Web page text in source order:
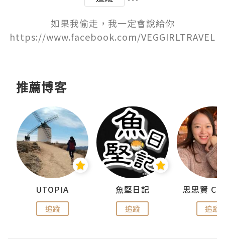
如果我偷走，我一定會說給你
https://www.facebook.com/VEGGIRLTRAVEL
推薦博客
UTOPIA
追蹤
魚堅日記
追蹤 追蹤